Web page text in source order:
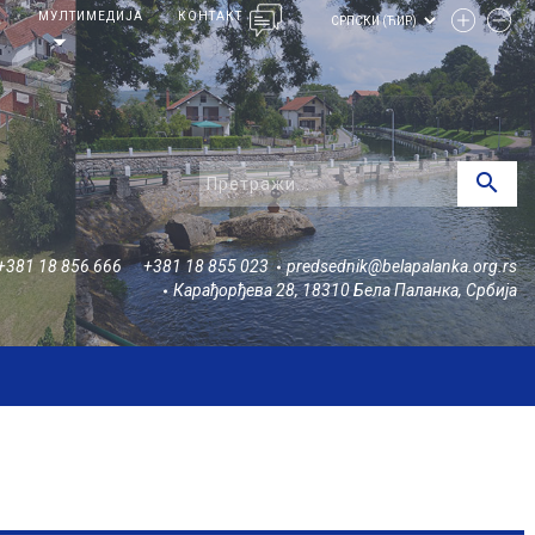
МУЛТИМЕДИЈА
arrow_drop_down
КОНТАКТ
search
18 856 666 +381 18 855 023
predsednik@belapalanka.org.rs
Карађорђева 28, 18310 Бела Паланка, Србија